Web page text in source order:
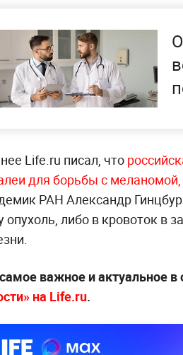
Life.ru писал, что
для борьбы с
РАН Александр
опухоль, либо в кровоток в
важное и актуальное
на Life.ru.